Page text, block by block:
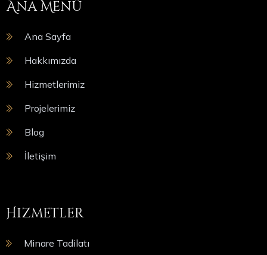
Ana Menü
Ana Sayfa
Hakkımızda
Hizmetlerimiz
Projelerimiz
Blog
İletişim
Hizmetler
Minare Tadilatı